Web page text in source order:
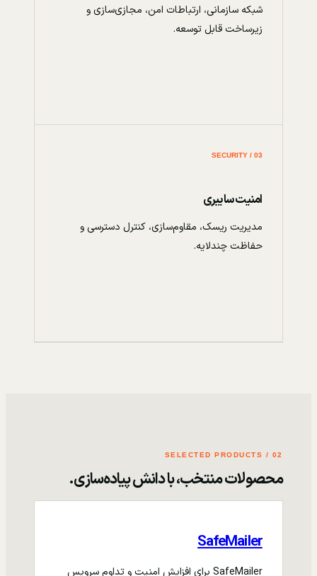
شبکه سازمانی، ارتباطات امن، مجازی‌سازی و
زیرساخت قابل توسعه.
03 / SECURITY
امنیت سایبری
مدیریت ریسک، مقاوم‌سازی، کنترل دسترسی و
حفاظت چندلایه.
02 / SELECTED PRODUCTS
محصولات منتخب، با دانش پیاده‌سازی.
SafeMailer
SafeMailer برای افزایش امنیت و تداوم سرویس